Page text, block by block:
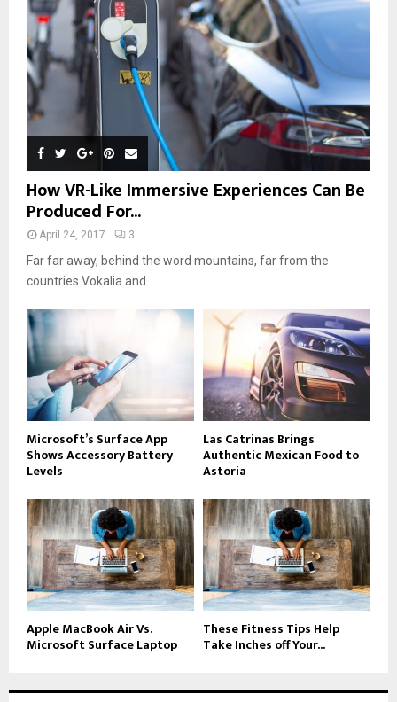
How VR-Like Immersive Experiences Can Be
Produced For...
April 24, 2017 3
Far far away, behind the word mountains, far from the
countries Vokalia and...
Microsoft’s Surface App
Shows Accessory Battery
Levels
Las Catrinas Brings
Authentic Mexican Food to
Astoria
Apple MacBook Air Vs.
Microsoft Surface Laptop
These Fitness Tips Help
Take Inches off Your...